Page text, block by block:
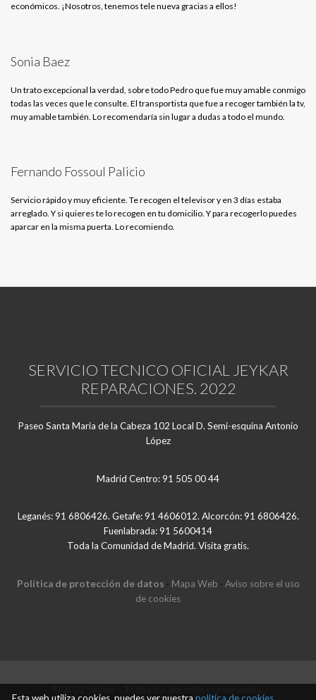
económicos. ¡Nosotros, tenemos tele nueva gracias a ellos!
Sonia Baez
Un trato excepcional la verdad, sobre todo Pedro que fue muy amable conmigo
todas las veces que le consulte. El transportista que fue a recoger también la tv,
muy amable también. Lo recomendaría sin lugar a dudas a todo el mundo.
Fernando Fossoul Palicio
Servicio rápido y muy eficiente. Te recogen el televisor y en 3 días estaba
arreglado. Y si quieres te lo recogen en tu domicilio. Y para recogerlo puedes
aparcar en la misma puerta. Lo recomiendo.
SERVICIO TECNICO OFICIAL JEYKAR
REPARACIONES. 2022
Paseo Santa Maria de la Cabeza 102 Local D. Semi-esquina Antonio
López
Madrid Centro: 91 505 00 44
Leganés: 91 6806426. Getafe: 91 4606012. Alcorcón: 91 6806426.
Fuenlabrada: 91 5600414
Toda la Comunidad de Madrid. Visita gratis.
Política de protección de datos · Mapa Web · Aviso sobre el uso
de cookies